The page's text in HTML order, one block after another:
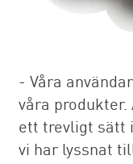
- Våra
våra
ett trevligt sätt
vi har lyssnat